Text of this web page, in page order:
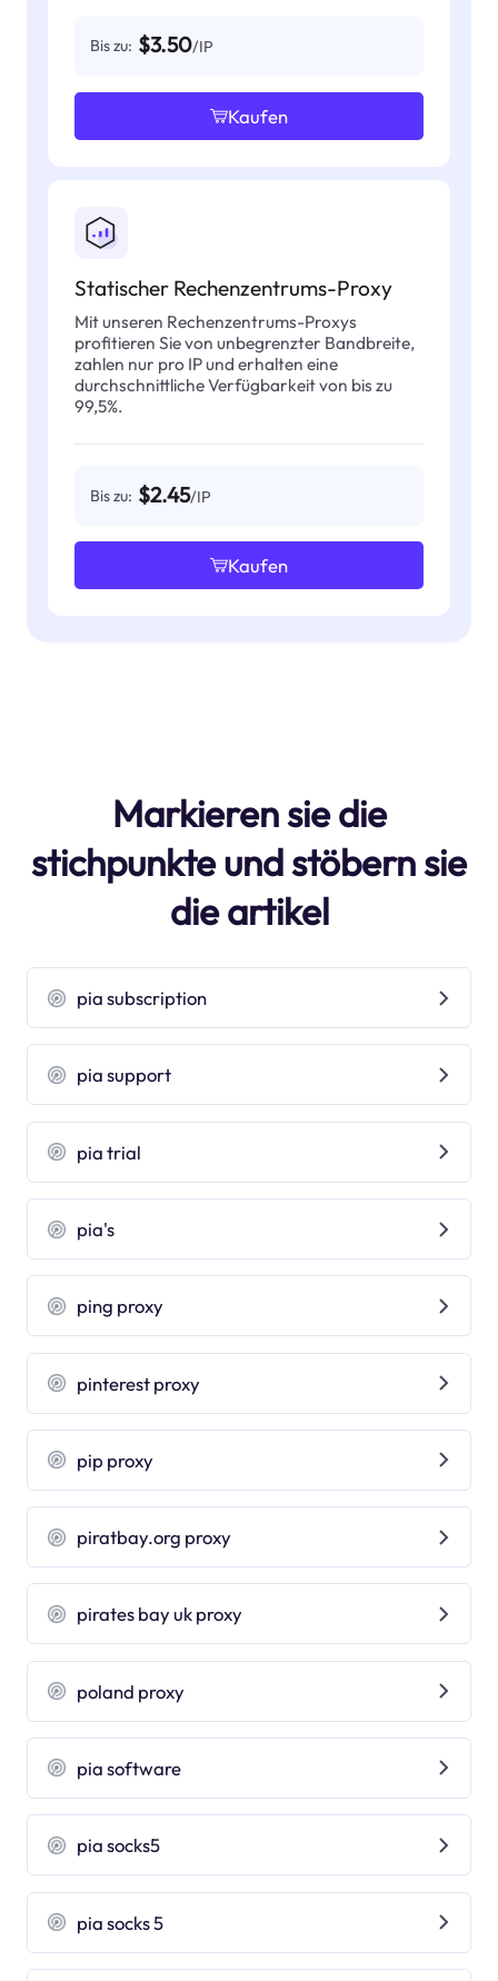
Bis zu: $3.50/IP
Kaufen
Statischer Rechenzentrums-Proxy
Mit unseren Rechenzentrums-Proxys
profitieren Sie von unbegrenzter Bandbreite,
zahlen nur pro IP und erhalten eine
durchschnittliche Verfügbarkeit von bis zu
99,5%.
Bis zu: $2.45/IP
Kaufen
Markieren sie die
stichpunkte und stöbern sie
die artikel
pia subscription
pia support
pia trial
pia's
ping proxy
pinterest proxy
pip proxy
piratbay.org proxy
pirates bay uk proxy
poland proxy
pia software
pia socks5
pia socks 5